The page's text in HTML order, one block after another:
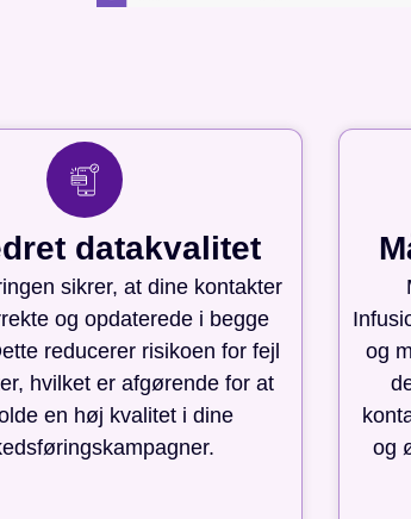
datakvalitet
sikrer, at dine kontakter
og opdaterede i begge
reducerer risikoen for fejl
hvilket er afgørende for at
en høj kvalitet i dine
og
og